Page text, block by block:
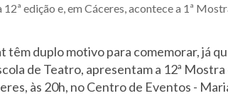
edição e, em Cáceres, acontece a 1ª
têm duplo motivo para comemorar, já
de Teatro, apresentam a 12ª Mostra
às 20h, no Centro de Eventos -